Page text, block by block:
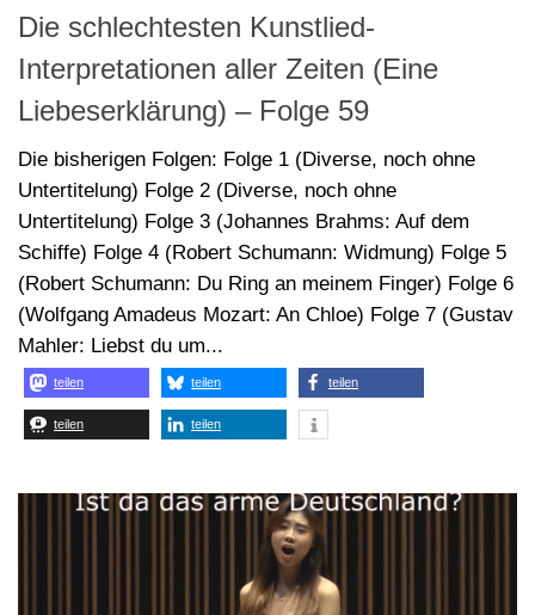
Die schlechtesten Kunstlied-
Interpretationen aller Zeiten (Eine
Liebeserklärung) – Folge 59
Die bisherigen Folgen: Folge 1 (Diverse, noch ohne
Untertitelung) Folge 2 (Diverse, noch ohne
Untertitelung) Folge 3 (Johannes Brahms: Auf dem
Schiffe) Folge 4 (Robert Schumann: Widmung) Folge 5
(Robert Schumann: Du Ring an meinem Finger) Folge 6
(Wolfgang Amadeus Mozart: An Chloe) Folge 7 (Gustav
Mahler: Liebst du um...
teilen teilen teilen
teilen teilen